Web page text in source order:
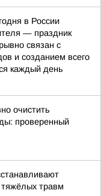
в России
— праздник
связан с
и созданием всего
каждый день
очистить
проверенный
травм